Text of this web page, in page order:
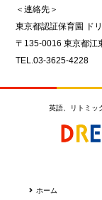
＜連絡先＞
東京都認証保育園 ド
〒135-0016 東京都江
TEL.03-3625-4228
英語、リトミッ
ホーム